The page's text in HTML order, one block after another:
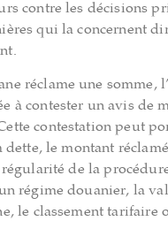
contre les décisions
qui la concernent
réclame une somme,
à contester un avis de
contestation peut
dette, le montant
de la
régime douanier, la
le classement tarifaire